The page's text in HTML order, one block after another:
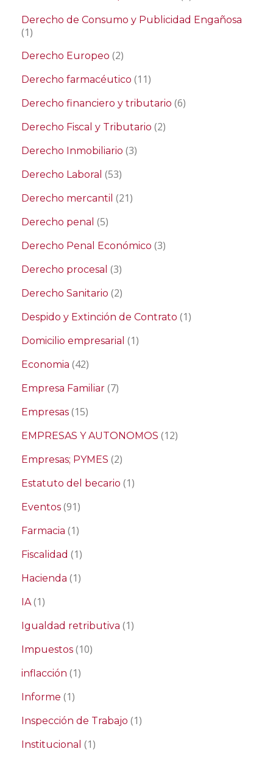
Derecho de Consumo y Publicidad Engañosa
(1)
Derecho Europeo (2)
Derecho farmacéutico (11)
Derecho financiero y tributario (6)
Derecho Fiscal y Tributario (2)
Derecho Inmobiliario (3)
Derecho Laboral (53)
Derecho mercantil (21)
Derecho penal (5)
Derecho Penal Económico (3)
Derecho procesal (3)
Derecho Sanitario (2)
Despido y Extinción de Contrato (1)
Domicilio empresarial (1)
Economia (42)
Empresa Familiar (7)
Empresas (15)
EMPRESAS Y AUTONOMOS (12)
Empresas; PYMES (2)
Estatuto del becario (1)
Eventos (91)
Farmacia (1)
Fiscalidad (1)
Hacienda (1)
IA(1)
Igualdad retributiva (1)
Impuestos (10)
inflacción (1)
Informe (1)
Inspección de Trabajo (1)
Institucional (1)